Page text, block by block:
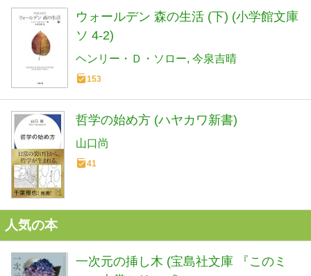
ウォールデン 森の生活 (下) (小学館文庫
ソ 4-2)
ヘンリー・Ｄ・ソロー 今泉吉晴
153
哲学の始め方 (ハヤカワ新書)
山口尚
41
人気の本
一次元の挿し木 (宝島社文庫 『このミ